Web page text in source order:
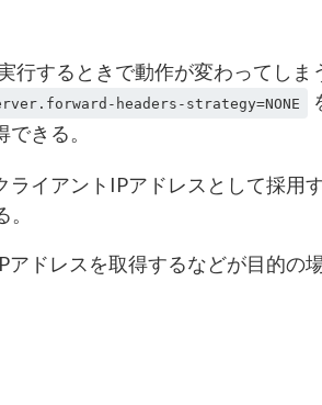
行するときで動作が変わってしま
headers-strategy=NONE
できる。
イアントIPアドレスとして採用
アドレスを取得するなどが目的の